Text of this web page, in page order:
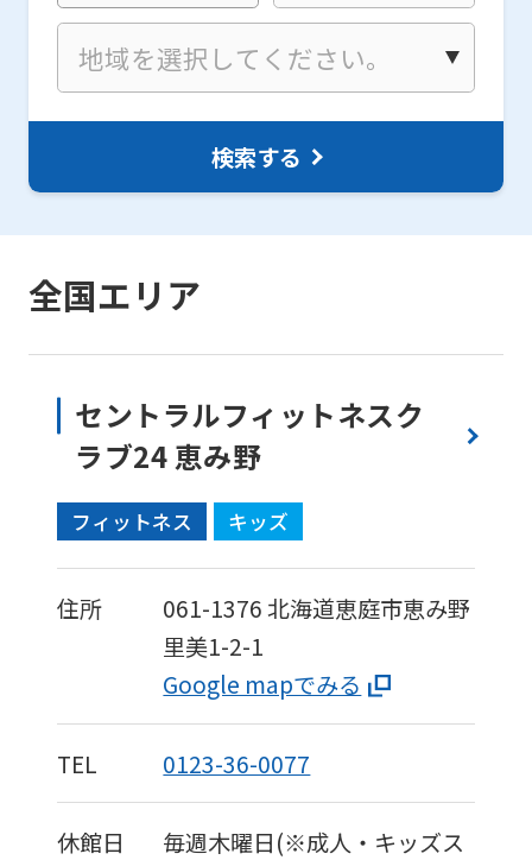
検索する
全国エリア
セントラルフィットネスク
ラブ24 恵み野
フィットネス キッズ
住所 061-1376北海道恵庭市恵み野
里美1-2-1
Google mapでみる
TEL 0123-36-0077
休館日
毎週木曜日(※成人・キッズス